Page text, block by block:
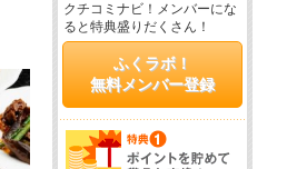
クチコミナビ！メンバーにな
ると特典盛りだくさん！
ふくラボ！
無料メンバー登録